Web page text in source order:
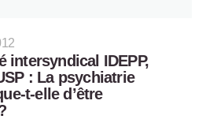
intersyndical IDEPP,
: La psychiatrie
t-elle d’être